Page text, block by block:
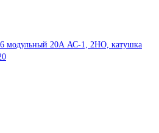
модульный 20А АС-1, 2НО, катушка